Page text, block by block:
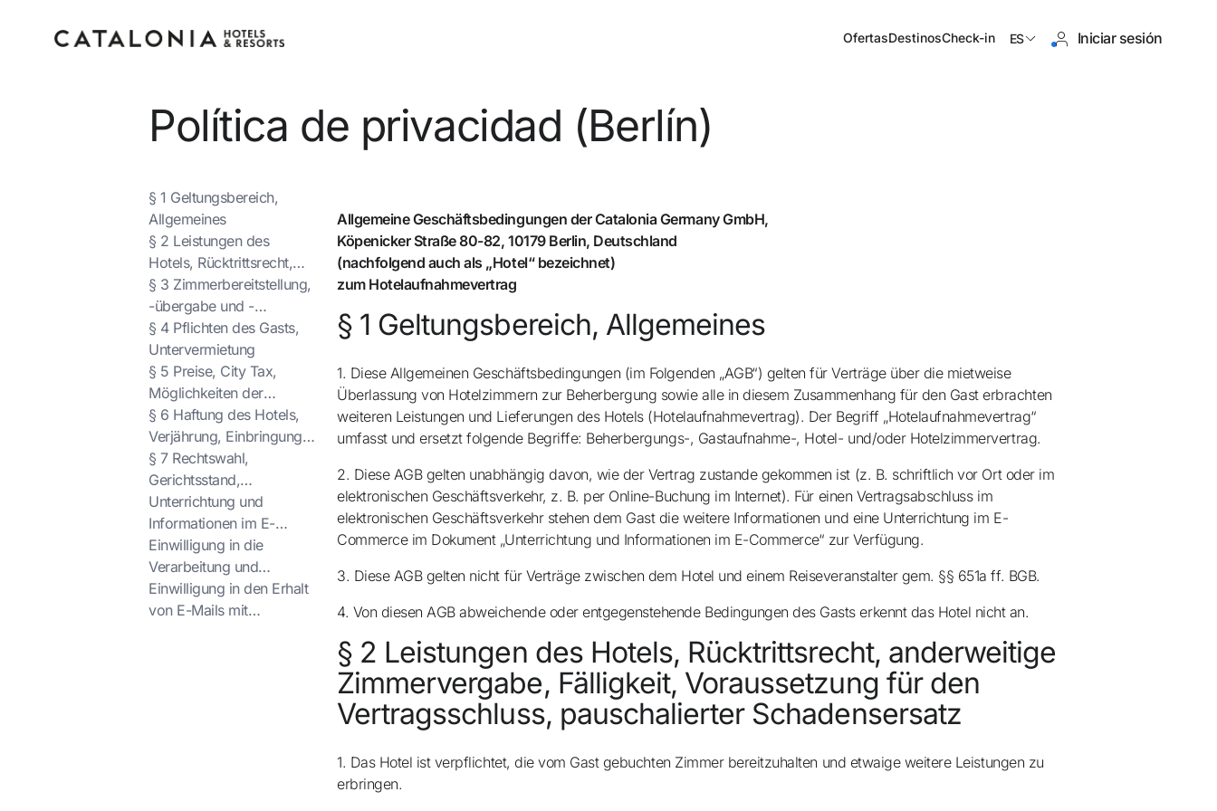
OfertasDestinosCheck-in ES Iniciar sesión
¿Olvidaste tu contraseña?
o usa una de estas opciones
Entra con Google
Iniciar sesión solo con mail
de
Mejor precio garantizado
Cancelación gratuita
Gana dinero con tus reservas
Upgrade gratuito
Política de privacidad (Berlín)
§ 1 Geltungsbereich,
Allgemeines
§ 2 Leistungen des
Hotels, Rücktrittsrecht,
anderweitige
Zimmervergabe,
Fälligkeit, Voraussetzung
für den Vertragsschluss,
pauschalierter
Schadensersatz
§ 3 Zimmerbereitstellung,
-übergabe und -
rückgabe, verspätete
Rückgabe
§ 4 Pflichten des Gasts,
Untervermietung
§ 5 Preise, City Tax,
Möglichkeiten der
Zahlung, Aufrechnung,
Kaution, Tiere
§ 6 Haftung des Hotels,
Verjährung, Einbringung
von Sachen
§ 7 Rechtswahl,
Gerichtsstand,
Salvatorische Klausel
Unterrichtung und
Informationen im E-
Commerce
Einwilligung in die
Verarbeitung und
Nutzung
personenbezogener
Einwilligung in den Erhalt
von E-Mails mit
Allgemeine Geschäftsbedingungen der Catalonia Germany GmbH,
Köpenicker Straße 80-82, 10179 Berlin, Deutschland
(nachfolgend auch als „Hotel“ bezeichnet)
zum Hotelaufnahmevertrag
§ 1 Geltungsbereich, Allgemeines
1. Diese Allgemeinen Geschäftsbedingungen (im Folgenden „AGB“) gelten für Verträge über die mietweise
Überlassung von Hotelzimmern zur Beherbergung sowie alle in diesem Zusammenhang für den Gast erbrachten
weiteren Leistungen und Lieferungen des Hotels (Hotelaufnahmevertrag). Der Begriff „Hotelaufnahmevertrag“
umfasst und ersetzt folgende Begriffe: Beherbergungs-, Gastaufnahme-, Hotel- und/oder Hotelzimmervertrag.
2. Diese AGB gelten unabhängig davon, wie der Vertrag zustande gekommen ist (z. B. schriftlich vor Ort oder im
elektronischen Geschäftsverkehr, z. B. per Online-Buchung im Internet). Für einen Vertragsabschluss im
elektronischen Geschäftsverkehr stehen dem Gast die weitere Informationen und eine Unterrichtung im E-
Commerce im Dokument „Unterrichtung und Informationen im E-Commerce“ zur Verfügung.
3. Diese AGB gelten nicht für Verträge zwischen dem Hotel und einem Reiseveranstalter gem. §§ 651a ff. BGB.
4. Von diesen AGB abweichende oder entgegenstehende Bedingungen des Gasts erkennt das Hotel nicht an.
§ 2 Leistungen des Hotels, Rücktrittsrecht, anderweitige
Zimmervergabe, Fälligkeit, Voraussetzung für den
Vertragsschluss, pauschalierter Schadensersatz
1. Das Hotel ist verpflichtet, die vom Gast gebuchten Zimmer bereitzuhalten und etwaige weitere Leistungen zu
erbringen.